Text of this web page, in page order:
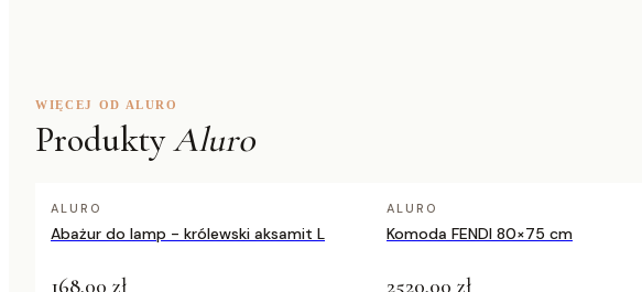
WIĘCEJ OD ALURO
ProduktyAluro
ALURO
Abażur do lamp - królewski aksamit L
ALURO
Komoda FENDI 80×75 cm